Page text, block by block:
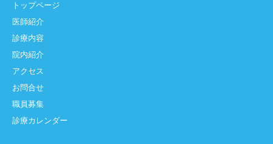
トップページ
医師紹介
診療内容
院内紹介
アクセス
お問合せ
職員募集
診療カレンダー